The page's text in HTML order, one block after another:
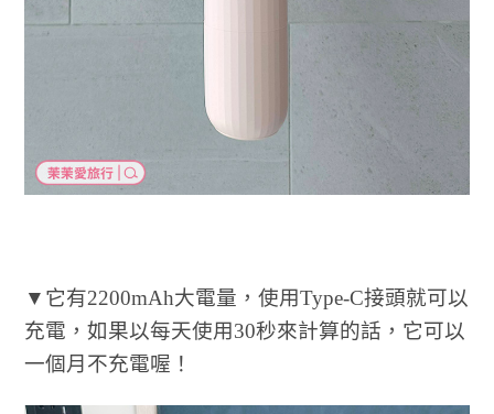
▼它有2200mAh大電量，使用Type-C接頭就可以
充電，如果以每天使用30秒來計算的話，它可以
一個月不充電喔！